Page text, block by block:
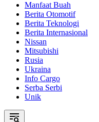
Manfaat Buah
Berita Otomotif
Berita Teknologi
Berita Internasional
Nissan
Mitsubishi
Rusia
Ukraina
Info Cargo
Serba Serbi
Unik